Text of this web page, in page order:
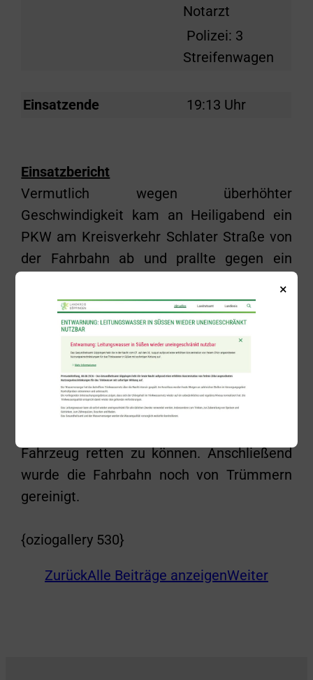
Notarzt
Polizei: 3
Streifenwagen
Einsatzende 19:13 Uhr
Einsatzbericht
Vermutlich wegen überhöhter
Geschwindigkeit kam an Heiligabend ein
PKW am Kreisverkehr Schlater Straße von
der Fahrbahn ab und prallte gegen ein
anschließend auf dem Grünstreifen zum
Stehen. Zur Befreiung des Fahrers wurden
um 17:17 Uhr die Freiwilligen Feuerwehren
aus Süßen und Salach alarmiert. Mit
hydraulischem Rettungsgerät wurde das
Dach des Fahrzeugs abgetrennt um die
Fahrzeug retten zu können. Anschließend
wurde die Fahrbahn noch von Trümmern
gereinigt.
{oziogallery 530}
ZurückAlle Beiträge anzeigenWeiter
×